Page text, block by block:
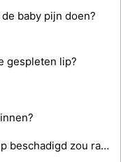
baby pijn doen?
gespleten lip?
Wat zou er gebeuren als de luchtpijp beschadigd zou raken?